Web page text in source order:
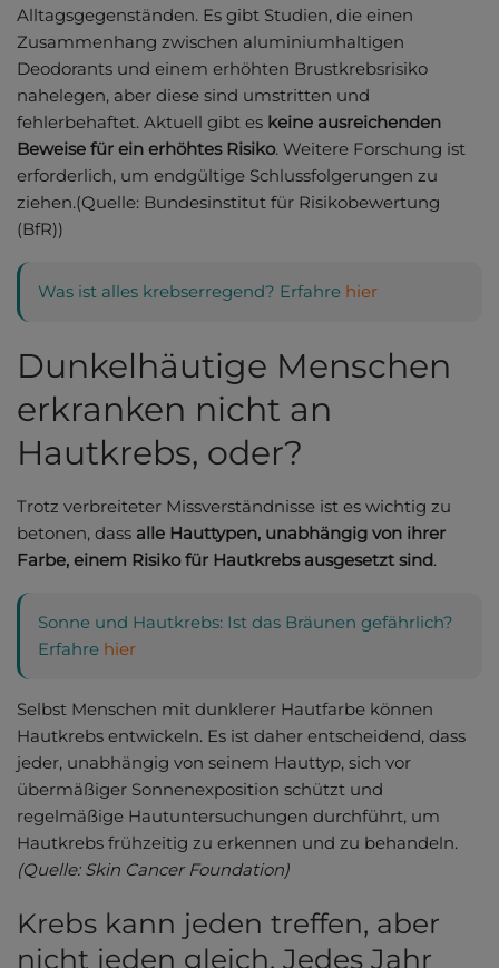
Alltagsgegenständen. Es gibt Studien, die einen
Zusammenhang zwischen aluminiumhaltigen
Deodorants und einem erhöhten Brustkrebsrisiko
nahelegen, aber diese sind umstritten und
fehlerbehaftet. Aktuell gibt es keine ausreichenden
Beweise für ein erhöhtes Risiko. Weitere Forschung ist
erforderlich, um endgültige Schlussfolgerungen zu
ziehen.(Quelle: Bundesinstitut für Risikobewertung
(BfR))
Was ist alles krebserregend? Erfahre hier
Dunkelhäutige Menschen
erkranken nicht an
Hautkrebs, oder?
Trotz verbreiteter Missverständnisse ist es wichtig zu
betonen, dass alle Hauttypen, unabhängig von ihrer
Farbe, einem Risiko für Hautkrebs ausgesetzt sind.
Sonne und Hautkrebs: Ist das Bräunen gefährlich?
Erfahre hier
Selbst Menschen mit dunklerer Hautfarbe können
Hautkrebs entwickeln. Es ist daher entscheidend, dass
jeder, unabhängig von seinem Hauttyp, sich vor
übermäßiger Sonnenexposition schützt und
regelmäßige Hautuntersuchungen durchführt, um
Hautkrebs frühzeitig zu erkennen und zu behandeln.
(Quelle: Skin Cancer Foundation)
Krebs kann jeden treffen, aber
nicht jeden gleich. Jedes Jahr